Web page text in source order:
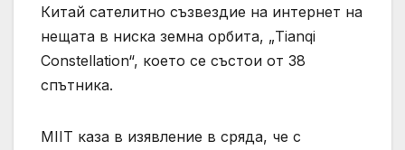
Китай сателитно съзвездие на интернет на
нещата в ниска земна орбита, „Tianqi
Constellation“, което се състои от 38
спътника.
MIIT каза в изявление в сряда, че с